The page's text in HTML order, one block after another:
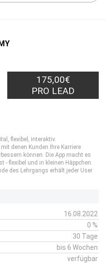
175,00€
PRO LEAD
flexibel, interaktiv.
denen Kunden Ihre Karriere
können. Die App macht es
- flexibel und in kleinen Häppchen.
des Lehrgangs erhält jeder User
16.08.2022
0 %
30 Tage
bis 6 Wochen
verfügbar